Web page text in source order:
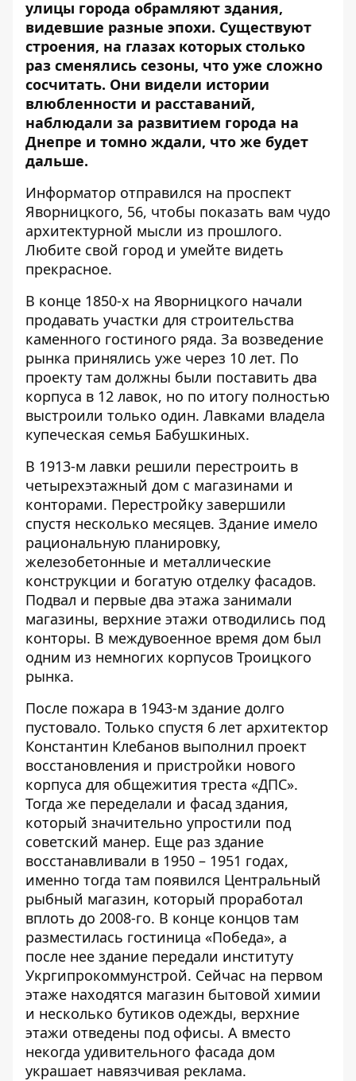
улицы города обрамляют здания,
видевшие разные эпохи. Существуют
строения, на глазах которых столько
раз сменялись сезоны, что уже сложно
сосчитать. Они видели истории
влюбленности и расставаний,
наблюдали за развитием города на
Днепре и томно ждали, что же будет
дальше.
Информатор отправился на проспект
Яворницкого, 56, чтобы показать вам чудо
архитектурной мысли из прошлого.
Любите свой город и умейте видеть
прекрасное.
В конце 1850-х на Яворницкого начали
продавать участки для строительства
каменного гостиного ряда. За возведение
рынка принялись уже через 10 лет. По
проекту там должны были поставить два
корпуса в 12 лавок, но по итогу полностью
выстроили только один. Лавками владела
купеческая семья Бабушкиных.
В 1913-м лавки решили перестроить в
четырехэтажный дом с магазинами и
конторами. Перестройку завершили
спустя несколько месяцев. Здание имело
рациональную планировку,
железобетонные и металлические
конструкции и богатую отделку фасадов.
Подвал и первые два этажа занимали
магазины, верхние этажи отводились под
конторы. В междувоенное время дом был
одним из немногих корпусов Троицкого
рынка.
После пожара в 1943-м здание долго
пустовало. Только спустя 6 лет архитектор
Константин Клебанов выполнил проект
восстановления и пристройки нового
корпуса для общежития треста «ДПС».
Тогда же переделали и фасад здания,
который значительно упростили под
советский манер. Еще раз здание
восстанавливали в 1950 – 1951 годах,
именно тогда там появился Центральный
рыбный магазин, который проработал
вплоть до 2008-го. В конце концов там
разместилась гостиница «Победа», а
после нее здание передали институту
Укргипрокоммунстрой. Сейчас на первом
этаже находятся магазин бытовой химии
и несколько бутиков одежды, верхние
этажи отведены под офисы. А вместо
некогда удивительного фасада дом
украшает навязчивая реклама.